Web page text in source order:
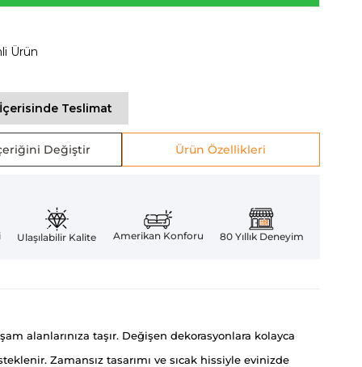
Ürün
Teslimat
Değiştir Ürün Özellikleri
Ulaşılabilir Kalite Amerikan Konforu 80 Yıllık Deneyim
alanlarınıza taşır. Değişen dekorasyonlara kolayca
Zamansız tasarımı ve sıcak hissiyle evinizde